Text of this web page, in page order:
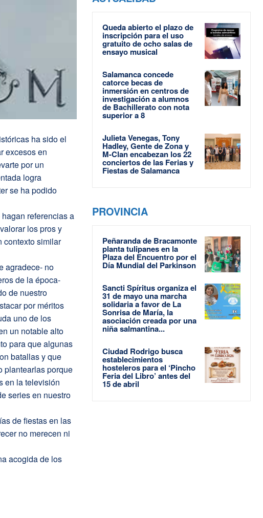
ha sido el
excesos en
por un
logra
se ha podido
referencias a
los pros y
contexto similar
agradece- no
de la época-
de nuestro
por méritos
uno de los
un notable alto
para que algunas
batallas y que
plantearlas porque
en la televisión
series en nuestro
de fiestas en las
no merecen ni
acogida de los
Queda abierto el plazo de
inscripción para el uso
gratuito de ocho salas de
ensayo musical
Salamanca concede
catorce becas de
inmersión en centros de
investigación a alumnos
de Bachillerato con nota
superior a 8
Julieta Venegas, Tony
Hadley, Gente de Zona y
M-Clan encabezan los 22
conciertos de las Ferias y
Fiestas de Salamanca
PROVINCIA
Peñaranda de Bracamonte
planta tulipanes en la
Plaza del Encuentro por el
Día Mundial del Parkinson
Sancti Spíritus organiza el
31 de mayo una marcha
solidaria a favor de La
Sonrisa de María, la
asociación creada por una
niña salmantina...
Ciudad Rodrigo busca
establecimientos
hosteleros para el ‘Pincho
Feria del Libro’ antes del
15 de abril